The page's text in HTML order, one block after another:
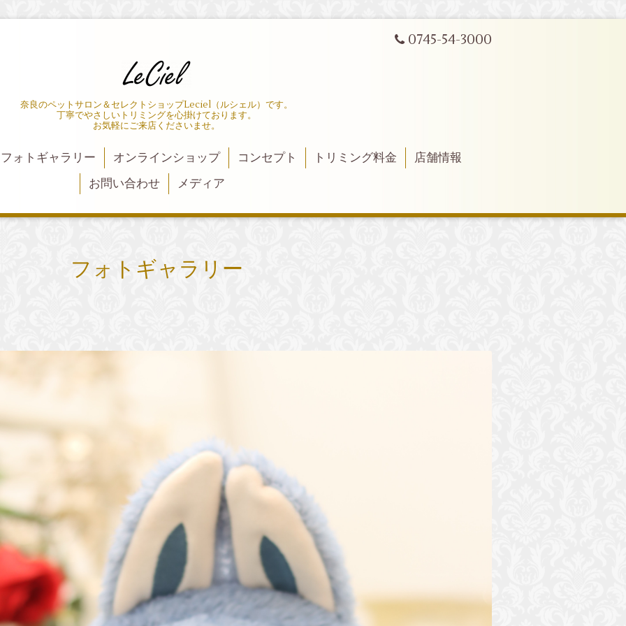
0745-54-3000
奈良のペットサロン＆セレクトショップLeciel（ルシェル）です。
丁寧でやさしいトリミングを心掛けております。
お気軽にご来店くださいませ。
フォトギャラリー オンラインショップ コンセプト トリミング料金
店舗情報
お問い合わせ
メディア
フォトギャラリー